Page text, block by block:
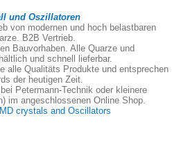
und Oszillatoren
von modernen und hoch belastbaren
B2B Vertrieb.
Bauvorhaben. Alle Quarze und
und schnell lieferbar.
alle Qualitäts Produkte und entsprechen
der heutigen Zeit.
Petermann-Technik oder kleinere
im angeschlossenen Online Shop.
crystals and Oscillators